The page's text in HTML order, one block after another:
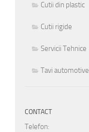
Cutii din plastic
Cutii rigide
Servicii Tehnice
Tavi automotive
CONTACT
Telefon: